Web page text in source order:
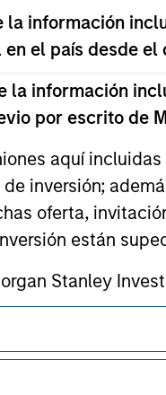
la información
el país desde el
la información
por escrito de
aquí
inversión;
oferta,
están
Stanley
para un fin en
Management
el blanqueo
Morgan
las Condiciones de
aplicables a la